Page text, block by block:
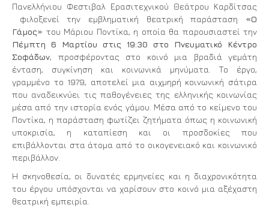
Πανελλήνιου Φεστιβαλ Ερασιτεχνικού Θεάτρου Καρδίτσας
φιλοξενεί την εμβληματική θεατρική παράσταση «Ο
Γάμος» του Μάριου Ποντίκα, η οποία θα παρουσιαστεί την
Πέμπτη 6 Μαρτίου στις 19:30 στο Πνευματικό Κέντρο
Σοφάδων, προσφέροντας στο κοινό μια βραδιά γεμάτη
ένταση, συγκίνηση και κοινωνικά μηνύματα. Το έργο,
γραμμένο το 1979, αποτελεί μια αιχμηρή κοινωνική σάτιρα
που αναδεικνύει τις παθογένειες της ελληνικής κοινωνίας
μέσα από την ιστορία ενός γάμου. Μέσα από το κείμενο του
Ποντίκα, η παράσταση φωτίζει ζητήματα όπως η κοινωνική
υποκρισία, η καταπίεση και οι προσδοκίες που
επιβάλλονται στα άτομα από το οικογενειακό και κοινωνικό
περιβάλλον.
Η σκηνοθεσία, οι δυνατές ερμηνείες και η διαχρονικότητα
του έργου υπόσχονται να χαρίσουν στο κοινό μια αξέχαστη
θεατρική εμπειρία.